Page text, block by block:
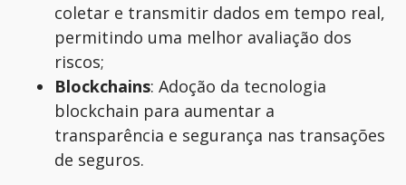
coletar e transmitir dados em tempo real,
permitindo uma melhor avaliação dos
riscos;
Blockchains: Adoção da tecnologia
blockchain para aumentar a
transparência e segurança nas transações
de seguros.